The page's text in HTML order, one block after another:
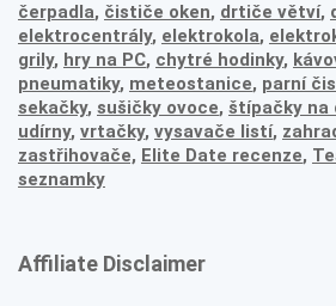
čerpadla, čističe oken, drtiče větví,
elektrocentrály, elektrokola,
grily, hry na PC, chytré hodinky,
pneumatiky, meteostanice, parní
sekačky, sušičky ovoce, štípačky na
udírny, vrtačky, vysavače listí,
zastřihovače, Elite Date recenze,
seznamky
Affiliate Disclaimer